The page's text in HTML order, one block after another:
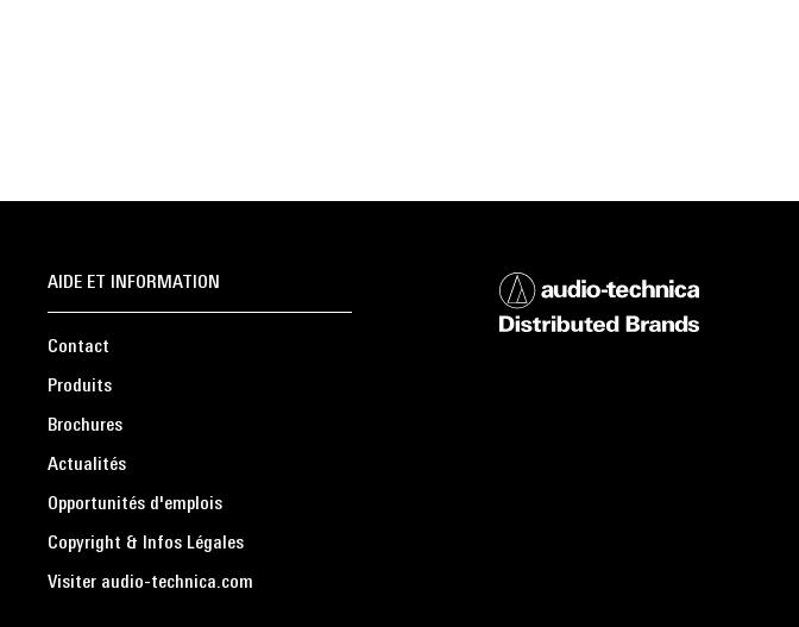
AIDE ET INFORMATION
Contact
Produits
Brochures
Actualités
Opportunités d'emplois
Copyright & Infos Légales
Visiter audio-technica.com